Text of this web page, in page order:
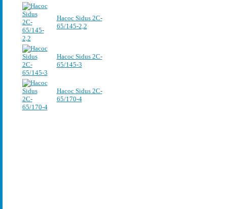
Насос Sidus 2C-
65/145-2,2
Насос Sidus 2C-
65/145-3
Насос Sidus 2C-
65/170-4